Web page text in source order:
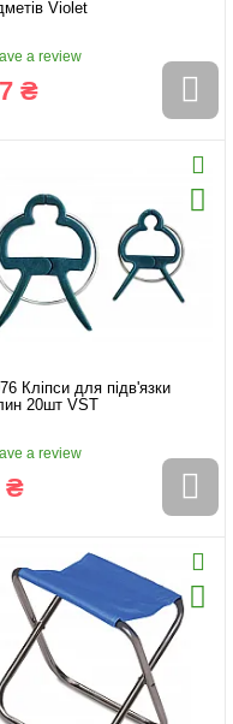
Violet
a review
₴
Кліпси для підв'язки
20шт VST
a review
₴